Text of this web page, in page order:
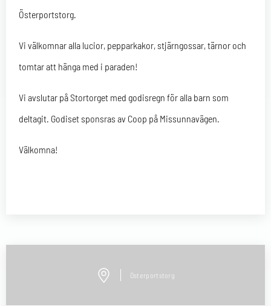
Österportstorg.
Vi välkomnar alla lucior, pepparkakor, stjärngossar, tärnor och
tomtar att hänga med i paraden!
Vi avslutar på Stortorget med godisregn för alla barn som
deltagit. Godiset sponsras av Coop på Missunnavägen.
Välkomna!
Österportstorg